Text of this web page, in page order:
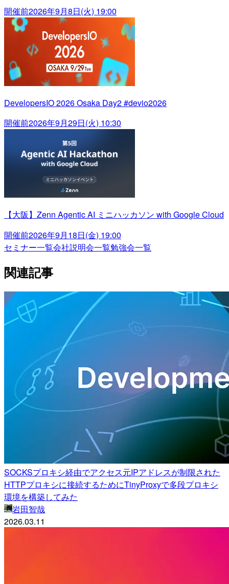
開催前2026年9月8日(火) 19:00
DevelopersIO 2026 Osaka Day2 #devio2026
開催前2026年9月29日(火) 10:30
【大阪】Zenn Agentic AI ミニハッカソン with Google Cloud
開催前2026年9月18日(金) 19:00
セミナー一覧会社説明会一覧勉強会一覧
関連記事
SOCKSプロキシ経由でアクセス元IPアドレスが制限された
HTTPプロキシに接続するためにTinyProxyで多段プロキシ
環境を構築してみた
岩田智哉
2026.03.11